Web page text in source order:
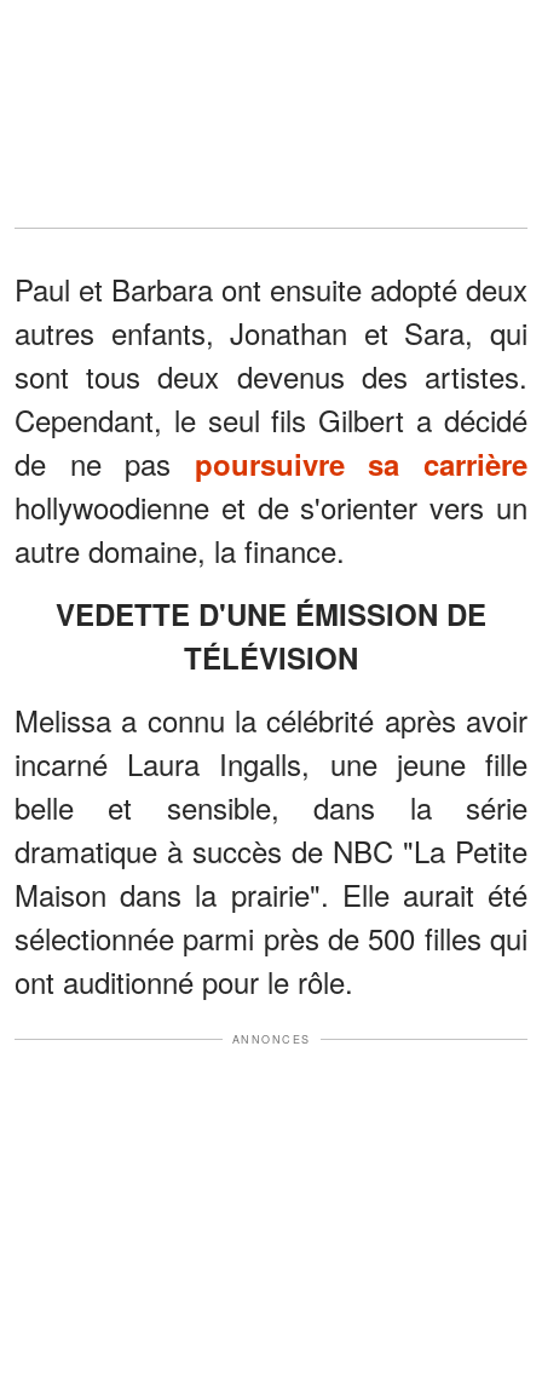
Paul et Barbara ont ensuite adopté deux
autres enfants, Jonathan et Sara, qui
sont tous deux devenus des artistes.
Cependant, le seul fils Gilbert a décidé
de ne pas poursuivre sa carrière
hollywoodienne et de s'orienter vers un
autre domaine, la finance.
VEDETTE D'UNE ÉMISSION DE
TÉLÉVISION
Melissa a connu la célébrité après avoir
incarné Laura Ingalls, une jeune fille
belle et sensible, dans la série
dramatique à succès de NBC "La Petite
Maison dans la prairie". Elle aurait été
sélectionnée parmi près de 500 filles qui
ont auditionné pour le rôle.
ANNONCES